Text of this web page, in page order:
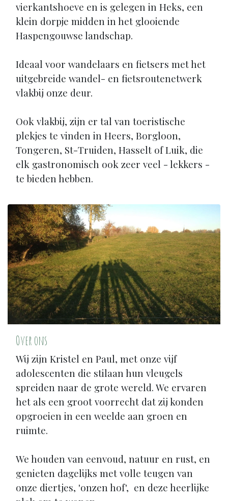
vierkantshoeve en is gelegen in Heks, een
klein dorpje midden in het glooiende
Haspengouwse landschap.
Ideaal voor wandelaars en fietsers met het
uitgebreide wandel- en fietsroutenetwerk
vlakbij onze deur.
Ook vlakbij, zijn er tal van toeristische
plekjes te vinden in Heers, Borgloon,
Tongeren, St-Truiden, Hasselt of Luik, die
elk gastronomisch ook zeer veel - lekkers -
te bieden hebben.
Over ons
Wij zijn Kristel en Paul, met onze vijf
adolescenten die stilaan hun vleugels
spreiden naar de grote wereld. We ervaren
het als een groot voorrecht dat zij konden
opgroeien in een weelde aan groen en
ruimte.
We houden van eenvoud, natuur en rust, en
genieten dagelijks met volle teugen van
onze diertjes, 'onzen hof', en deze heerlijke